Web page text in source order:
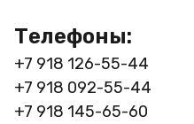
Телефоны:
+7 918 126-55-44
+7 918 092-55-44
+7 918 145-65-60